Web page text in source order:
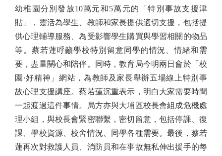
幼稚園分別發放10萬元和5萬元的「特別事故支援津
貼」，靈活為學生、教師和家長提供適切支援，包括提
供心理輔導服務、為受影響學生購買與學習相關的物品
等。蔡若蓮呼籲學校特別留意同學的情況、情緒和需
要，盡量關心和陪伴。同時，教育局今明兩日會於「校
園·好精神」網站，為教師及家長舉辦五場線上特別事
故心理支援講座。蔡若蓮沉重表示，明白大家需要時間
一起渡過這件事情。局方亦與大埔區校長會組成危機處
理小組，與校長會緊密聯繫，密切留意，包括停課、復
課、學校資源、校舍情況、同學各種需要。最後，蔡若
蓮再次對救護人員、消防員和在事故無私伸出援手的每